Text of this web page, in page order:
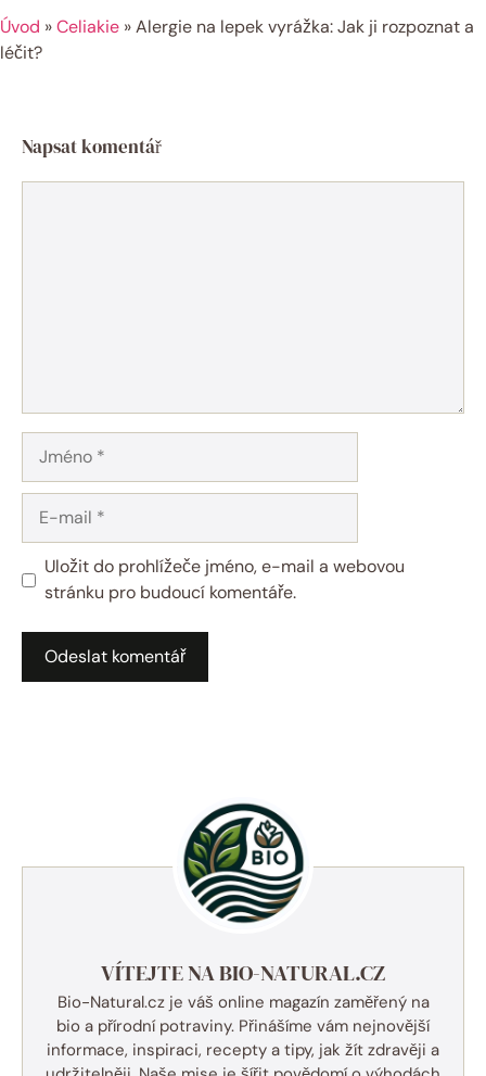
Úvod »Celiakie »Alergie na lepek vyrážka: Jak ji rozpoznat a
léčit?
Napsat komentář
Jméno
mail
Uložit do prohlížeče jméno, e-mail a webovou
stránku pro budoucí komentáře.
VÍTEJTE NA BIO-NATURAL.CZ
Bio-Natural.cz je váš online magazín zaměřený na
bio a přírodní potraviny. Přinášíme vám nejnovější
informace, inspiraci, recepty a tipy, jak žít zdravěji a